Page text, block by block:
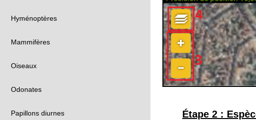
Hyménoptères
Mammifères
Oiseaux
Odonates
Papillons diurnes Étape 2 :